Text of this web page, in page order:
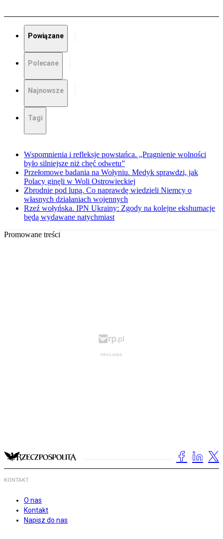
Powiązane
Polecane
Najnowsze
Tagi
Wspomnienia i refleksje powstańca. „Pragnienie wolności
było silniejsze niż chęć odwetu”
Przełomowe badania na Wołyniu. Medyk sprawdzi, jak
Polacy ginęli w Woli Ostrowieckiej
Zbrodnie pod lupą. Co naprawdę wiedzieli Niemcy o
własnych działaniach wojennych
Rzeź wołyńska. IPN Ukrainy: Zgody na kolejne ekshumacje
będą wydawane natychmiast
Promowane treści
KONTAKT
O nas
Kontakt
Napisz do nas